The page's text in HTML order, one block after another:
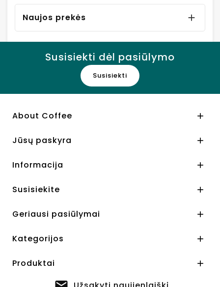
Naujos prekės 
Susisiekti dėl pasiūlymo
Susisiekti
About Coffee 
Jūsų paskyra 
Informacija 
Susisiekite 
Geriausi pasiūlymai 
Kategorijos 
Produktai 